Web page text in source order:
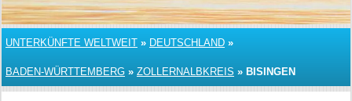
UNTERKÜNFTE WELTWEIT » DEUTSCHLAND »
BADEN-WÜRTTEMBERG » ZOLLERNALBKREIS » BISINGEN